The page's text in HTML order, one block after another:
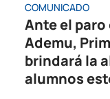
COMUNICADO
Ante el
Ademu,
brindará la
alumnos